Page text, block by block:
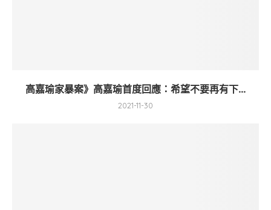
高嘉瑜家暴案》高嘉瑜首度回應：希望不要再有下...
2021-11-30